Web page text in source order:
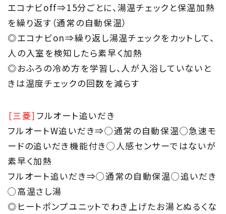
エコナビoff⇒15分ごとに、湯温チェックと保温加熱
を繰り返す（通常の自動保温）
◎エコナビon⇒繰り返し湯温チェックをカットして、
人の入室を検知したら素早く加熱
◎おふろの冷め方を学習し、人が入浴していないと
きは温度チェックの回数を減らす
［三菱］ フルオート追いだき
フルオートW追いだき⇒◯通常の自動保温◯急速モ
ードの追いだき機能付き◯人感センサーではないが
素早く加熱
フルオート追いだき⇒◯通常の自動保温◯追いだき
◯高温さし湯
◎ヒートポンプユニットでわき上げたお湯とぬるくな